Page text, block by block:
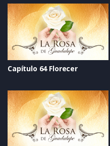
Capítulo 64 Florecer